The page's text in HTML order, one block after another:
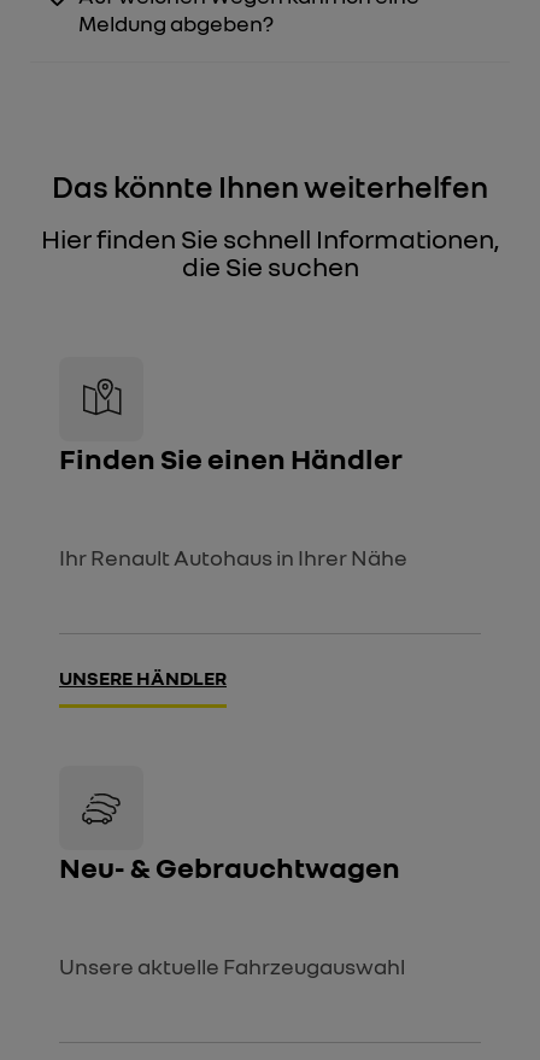
Meldung abgeben?
Das könnte Ihnen weiterhelfen
Hier finden Sie schnell Informationen,
die Sie suchen
Finden Sie einen Händler
Ihr Renault Autohaus in Ihrer Nähe
UNSERE HÄNDLER
Neu- & Gebrauchtwagen
Unsere aktuelle Fahrzeugauswahl